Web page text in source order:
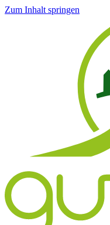
Zum Inhalt springen